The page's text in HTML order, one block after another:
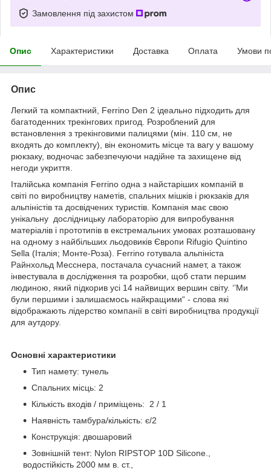
Замовлення під захистом
Опис Характеристики Доставка Оплата Умови
Опис
Легкий та компактний, Ferrino Den 2 ідеально підходить для
багатоденних трекінгових пригод. Розроблений для
встановлення з трекінговими палицями (мін. 110 см, не
входять до комплекту), він економить місце та вагу у вашому
рюкзаку, водночас забезпечуючи надійне та захищене від
негоди укриття.
Італійська компанія Ferrino одна з найстаріших компаній в
світі по виробництву наметів, спальних мішків і рюкзаків для
альпіністів та досвідчених туристів. Компанія має свою
унікальну дослідницьку лабораторію для випробування
матеріалів і прототипів в екстремальних умовах розташовану
на одному з найбільших льодовиків Європи Rifugio Quintino
Sella (Італія; Монте-Роза). Ferrino готувала альпініста
Райнхольд Месснера, постачала сучасний намет, а також
інвестувала в дослідження та розробки, щоб стати першим
людиною, який підкорив усі 14 найвищих вершин світу. ‘’Ми
були першими і залишаємось найкращими“ - слова які
відображають лідерство компанії в світі виробництва продукції
для аутдору.
Основні характеристики
Тип намету: тунель
Спальних місць: 2
Кількість входів / приміщень: 2 / 1
Наявність тамбура/кількість: є/2
Конструкція: двошаровий
Зовнішній тент: Nylon RIPSTOP 10D Silicone.,
водостійкість 2000 мм в. ст.,